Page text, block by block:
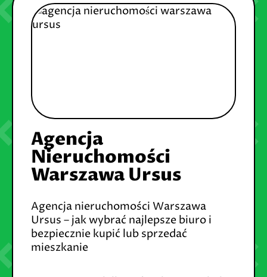
Agencja
Nieruchomości
Warszawa Ursus
Agencja nieruchomości Warszawa
Ursus – jak wybrać najlepsze biuro i
bezpiecznie kupić lub sprzedać
mieszkanie